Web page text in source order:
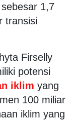
1,7
transisi
Firselly
potensi
iklim yang
100 miliar
iklim yang